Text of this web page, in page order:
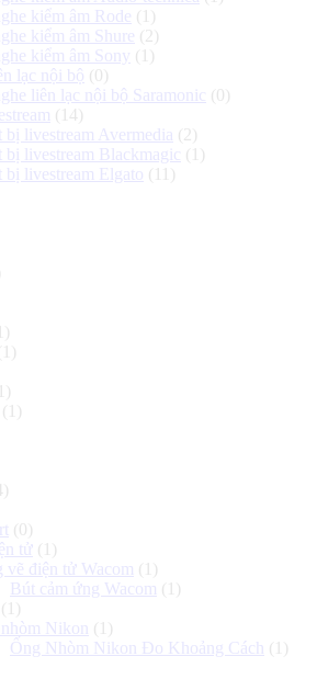
kiểm âm Rode (1)
kiểm âm Shure (2)
kiểm âm Sony (1)
lạc nội bộ (0)
liên lạc nội bộ Saramonic (0)
(14)
bị livestream Avermedia (2)
bị livestream Blackmagic (1)
bị livestream Elgato (11)
(1)
(0)
tử (1)
vẽ điện tử Wacom (1)
Bút cảm ứng Wacom (1)
(1)
Nikon
(1)
Ống Nhòm Nikon Đo Khoảng Cách
(1)